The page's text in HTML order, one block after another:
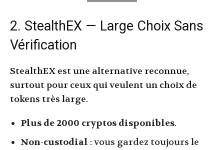
2. StealthEX — Large Choix Sans
Vérification
StealthEX est une alternative reconnue,
surtout pour ceux qui veulent un choix de
tokens très large.
Plus de 2000 cryptos disponibles.
Non-custodial : vous gardez toujours le